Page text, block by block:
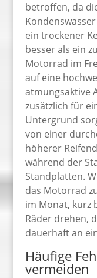
betroffen, da
ein trockener
besser als ein
Motorrad im
auf eine
atmungsaktive
zusätzlich für
Untergrund
von einer
höherer
während der
Standplatten.
das Motorrad
im Monat, kurz
Räder drehen,
dauerhaft an
Häufige
vermeiden